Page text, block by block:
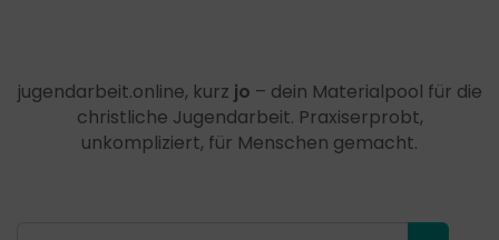
jugendarbeit.online, kurz jo – dein Materialpool für die
christliche Jugendarbeit. Praxiserprobt,
unkompliziert, für Menschen gemacht.